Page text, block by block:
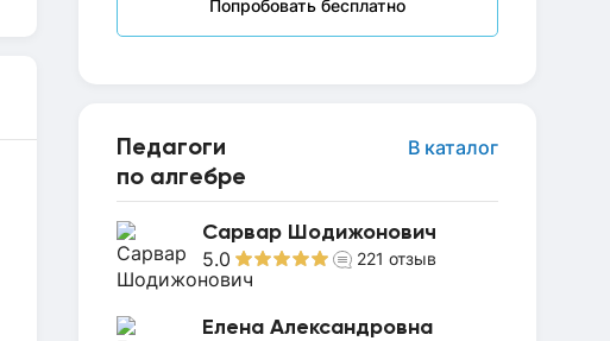
Попробовать бесплатно
Педагоги
по алгебре
В каталог
Сарвар Шодижонович
5.0 221 отзыв
Елена Александровна